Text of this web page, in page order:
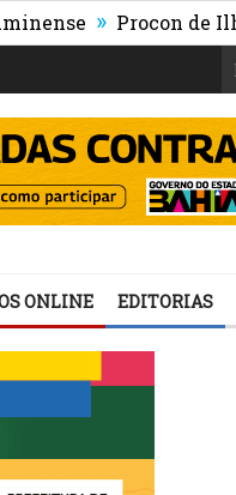
» Procon de Ilhéus
ONLINE EDITORIAS